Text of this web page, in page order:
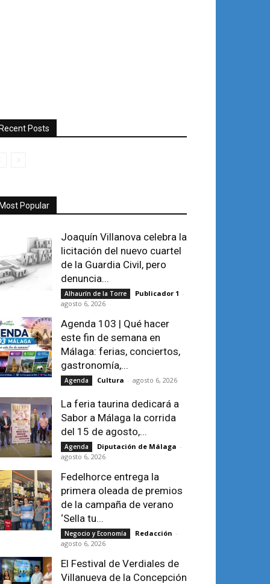
Posts
Popular
Joaquín Villanova celebra la
licitación del nuevo cuartel
de la Guardia Civil, pero
denuncia...
Alhaurín de la Torre Publicador 1 -
agosto 6, 2026
Agenda 103 | Qué hacer
este fin de semana en
Málaga: ferias, conciertos,
gastronomía,...
Agenda Cultura - agosto 6, 2026
La feria taurina dedicará a
Sabor a Málaga la corrida
del 15 de agosto,...
Agenda Diputación de Málaga -
agosto 6, 2026
Fedelhorce entrega la
primera oleada de premios
de la campaña de verano
‘Sella tu...
Negocio y Economía Redacción -
agosto 6, 2026
El Festival de Verdiales de
Villanueva de la Concepción